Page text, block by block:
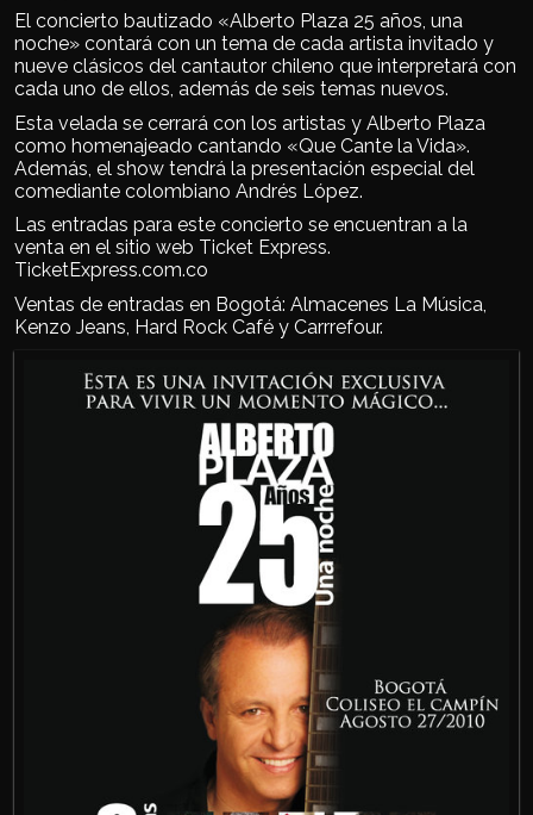
El concierto bautizado «Alberto Plaza 25 años, una
noche» contará con un tema de cada artista invitado y
nueve clásicos del cantautor chileno que interpretará con
cada uno de ellos, además de seis temas nuevos.
Esta velada se cerrará con los artistas y Alberto Plaza
como homenajeado cantando «Que Cante la Vida».
Además, el show tendrá la presentación especial del
comediante colombiano Andrés López.
Las entradas para este concierto se encuentran a la
venta en el sitio web Ticket Express.
TicketExpress.com.co
Ventas de entradas en Bogotá: Almacenes La Música,
Kenzo Jeans, Hard Rock Café y Carrrefour.